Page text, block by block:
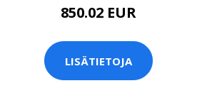
850.02 EUR
LISÄTIETOJA